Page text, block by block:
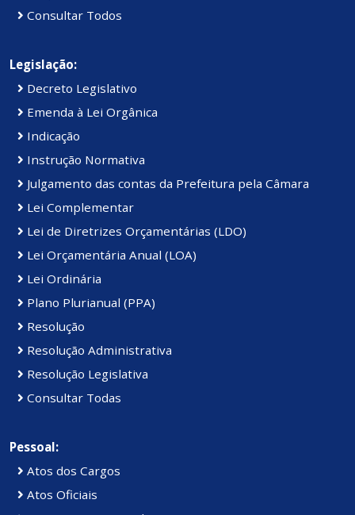
Consultar Todos
Legislação:
Decreto Legislativo
Emenda à Lei Orgânica
Indicação
Instrução Normativa
Julgamento das contas da Prefeitura pela Câmara
Lei Complementar
Lei de Diretrizes Orçamentárias (LDO)
Lei Orçamentária Anual (LOA)
Lei Ordinária
Plano Plurianual (PPA)
Resolução
Resolução Administrativa
Resolução Legislativa
Consultar Todas
Pessoal:
Atos dos Cargos
Atos Oficiais